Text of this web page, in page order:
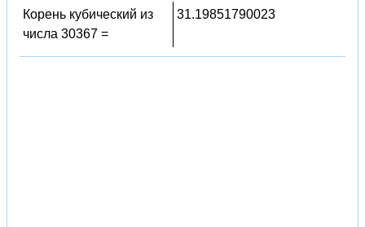
Корень кубический из
числа 30367 =
31.19851790023